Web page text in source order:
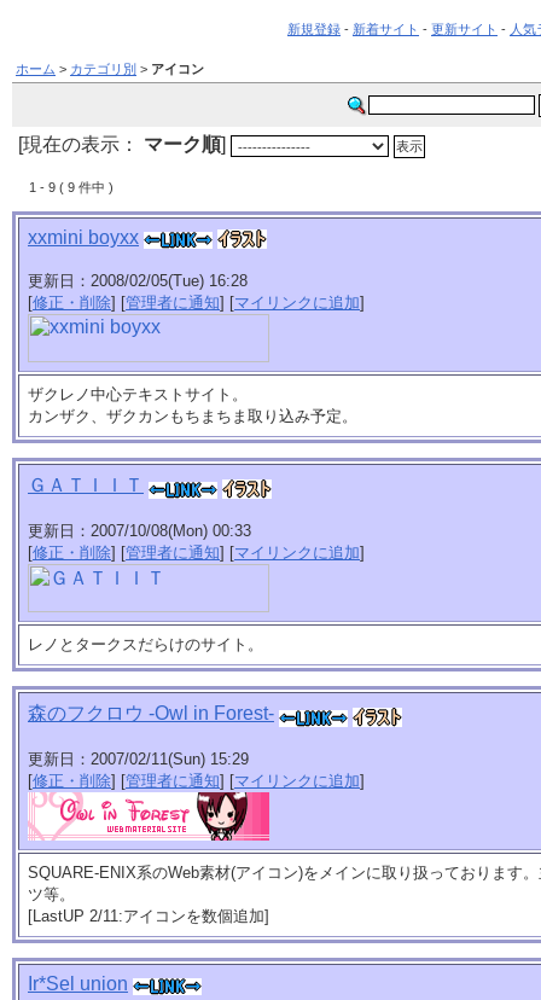
新規登録 - 新着サイト - 更新サイト - 人
ホーム > カテゴリ別 > アイコン
[現在の表示： マーク順]
1 - 9 ( 9 件中 )
xxmini boyxx
更新日：2008/02/05(Tue) 16:28
[修正・削除] [管理者に通知] [マイリンクに追加]
ザクレノ中心テキストサイト。
カンザク、ザクカンもちまちま取り込み予定。
ＧＡＴＩＩＴ
更新日：2007/10/08(Mon) 00:33
[修正・削除] [管理者に通知] [マイリンクに追加]
レノとタークスだらけのサイト。
森のフクロウ -Owl in Forest-
更新日：2007/02/11(Sun) 15:29
[修正・削除] [管理者に通知] [マイリンクに追加]
SQUARE-ENIX系のWeb素材(アイコン)をメインに取り扱っております
ツ等。
[LastUP 2/11:アイコンを数個追加]
Ir*Sel union